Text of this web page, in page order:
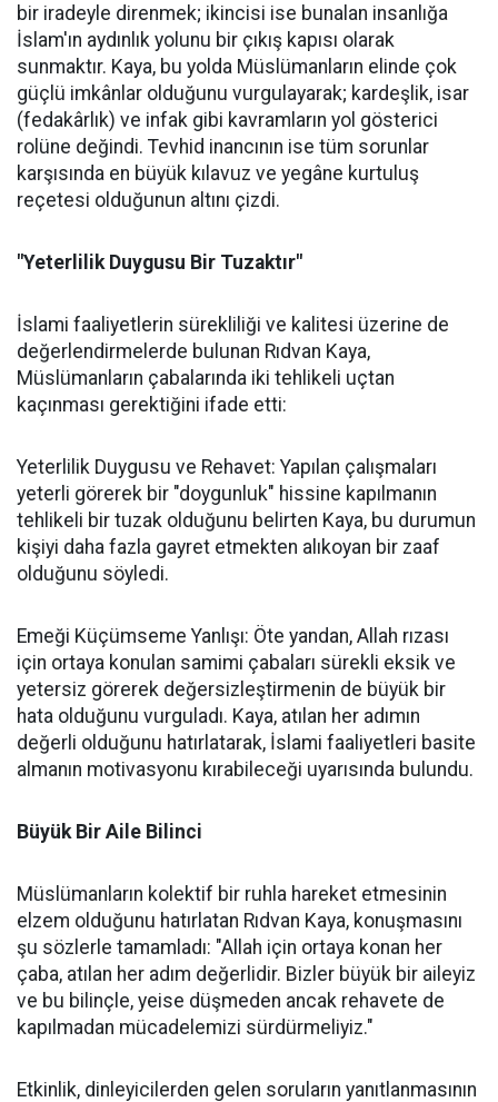
bir iradeyle direnmek; ikincisi ise bunalan insanlığa
İslam'ın aydınlık yolunu bir çıkış kapısı olarak
sunmaktır. Kaya, bu yolda Müslümanların elinde çok
güçlü imkânlar olduğunu vurgulayarak; kardeşlik, isar
(fedakârlık) ve infak gibi kavramların yol gösterici
rolüne değindi. Tevhid inancının ise tüm sorunlar
karşısında en büyük kılavuz ve yegâne kurtuluş
reçetesi olduğunun altını çizdi.
"Yeterlilik Duygusu Bir Tuzaktır"
İslami faaliyetlerin sürekliliği ve kalitesi üzerine de
değerlendirmelerde bulunan Rıdvan Kaya,
Müslümanların çabalarında iki tehlikeli uçtan
kaçınması gerektiğini ifade etti:
Yeterlilik Duygusu ve Rehavet: Yapılan çalışmaları
yeterli görerek bir "doygunluk" hissine kapılmanın
tehlikeli bir tuzak olduğunu belirten Kaya, bu durumun
kişiyi daha fazla gayret etmekten alıkoyan bir zaaf
olduğunu söyledi.
Emeği Küçümseme Yanlışı: Öte yandan, Allah rızası
için ortaya konulan samimi çabaları sürekli eksik ve
yetersiz görerek değersizleştirmenin de büyük bir
hata olduğunu vurguladı. Kaya, atılan her adımın
değerli olduğunu hatırlatarak, İslami faaliyetleri basite
almanın motivasyonu kırabileceği uyarısında bulundu.
Büyük Bir Aile Bilinci
Müslümanların kolektif bir ruhla hareket etmesinin
elzem olduğunu hatırlatan Rıdvan Kaya, konuşmasını
şu sözlerle tamamladı: "Allah için ortaya konan her
çaba, atılan her adım değerlidir. Bizler büyük bir aileyiz
ve bu bilinçle, yeise düşmeden ancak rehavete de
kapılmadan mücadelemizi sürdürmeliyiz."
Etkinlik, dinleyicilerden gelen soruların yanıtlanmasının